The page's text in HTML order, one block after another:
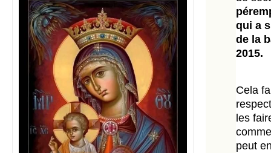
qui a
de la
2015.
Cela
les
peut